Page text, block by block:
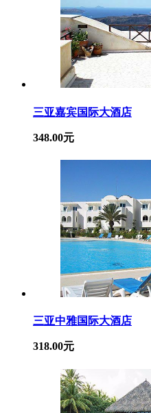
三亚嘉宾国际大酒店
348.00元
三亚中雅国际大酒店
318.00元